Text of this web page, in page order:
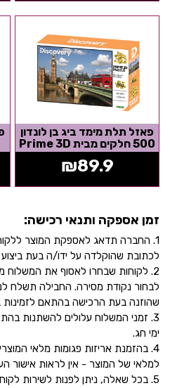
פאזל תלת מימד ביג בן לונדון
500 חלקים מבית Prime 3D
₪89.9
זמן אספקה ותנאי רכישה:
לכתובת שהוקלדה על ידו/ה בעת
2. לקוחות שבחרו לאסוף את המשלוח
לבחור נקודת מסירה. החבילה תשלח
שהוזנה בעת הרכישה בהתאם
3. זמני המשלוח עלולים להשתנות
ימי חג.
4. בהזמנת אריזות פגומות מלאי
למלאי של המוצר - אין לראות אישור
5. בכל שאלה, ניתן לפנות לשירות